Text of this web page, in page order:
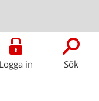
Logga in Sök